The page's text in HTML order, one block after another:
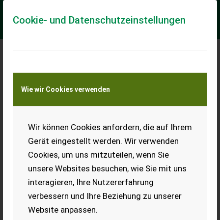
Cookie- und Datenschutzeinstellungen
Wie wir Cookies verwenden
Wir können Cookies anfordern, die auf Ihrem
Gerät eingestellt werden. Wir verwenden
Cookies, um uns mitzuteilen, wenn Sie
unsere Websites besuchen, wie Sie mit uns
interagieren, Ihre Nutzererfahrung
verbessern und Ihre Beziehung zu unserer
Website anpassen.
Meine Transportkostenanfrage
Transport von Land- und Baumaschinen –
KEINE Tiertransporte
TMC Cancela TDE-200 Agrar-
Böschungsmulcher /Schlegelmulcher
Böschungsmulcher für Traktor-Aktionsangebot-
VOGT Profitechnik – Ihr Generalimporteur für TMC CANCELA
in Deutschland & Österreich = Große Auswahl an TMC
EUR 0